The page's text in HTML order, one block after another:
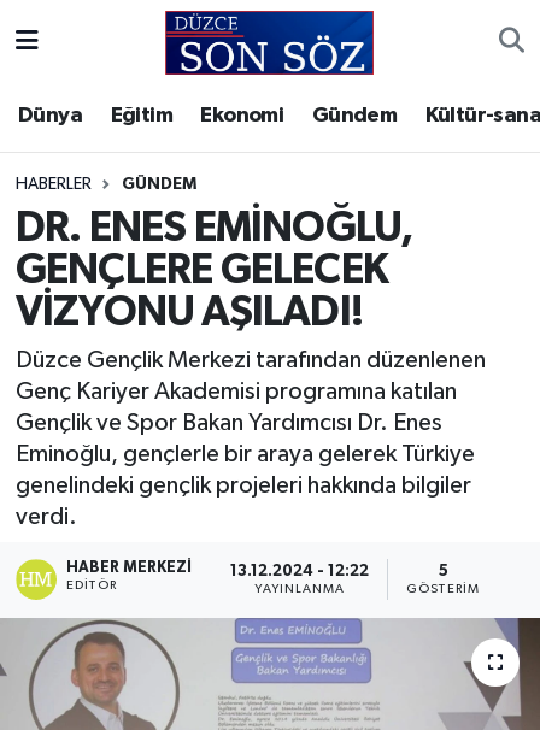
Dünya Eğitim Ekonomi Gündem Kültür-
HABERLER GÜNDEM
DR. ENES EMİNOĞLU,
GENÇLERE GELECEK
VİZYONU AŞILADI!
Düzce Gençlik Merkezi tarafından düzenlenen
Genç Kariyer Akademisi programına katılan
Gençlik ve Spor Bakan Yardımcısı Dr. Enes
Eminoğlu, gençlerle bir araya gelerek Türkiye
genelindeki gençlik projeleri hakkında bilgiler
verdi.
HABER MERKEZI
EDITÖR
13.12.2024 - 12:22
YAYINLANMA
5
GÖSTERIM
Gizlilik Sözleşmesi
İletişim
Künye
Akçakoca Hava Durumu
Akçakoca Trafik Yoğunluk Haritası
Süper Lig Puan Durumu ve Fikstür
Son Dakika Haberleri
Haber Arşivi